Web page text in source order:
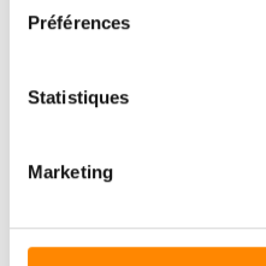
Préférences
Statistiques
Marketing